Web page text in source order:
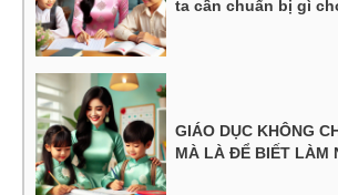
ta cần chuẩn bị gì
GIÁO DỤC KHÔNG
MÀ LÀ ĐỂ BIẾT LÀM